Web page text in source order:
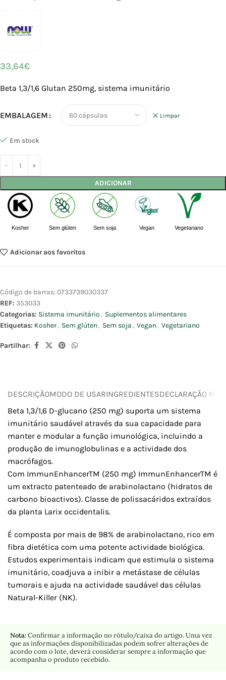
33,64€
Beta 1,3/1,6 Glutan 250mg, sistema imunitário
EMBALAGEM Limpar
Em stock
ADICIONAR
Kosher Sem glúten Sem soja Vegan Vegetariano
Adicionar aos favoritos
Código de barras:0733739030337
REF: 353033
Categorias: Sistema imunitário , Suplementos alimentares
Etiquetas: Kosher, Sem glúten, Sem soja , Vegan, Vegetariano
Partilhar:
DESCRIÇÃOMODO DE USARINGREDIENTESDECLARAÇÃO
Beta 1,3/1,6 D-glucano (250 mg) suporta um sistema
imunitário saudável através da sua capacidade para
manter e modular a função imunológica, incluindo a
produção de imunoglobulinas e a actividade dos
macrófagos.
Com ImmunEnhancerTM (250 mg) ImmunEnhancerTM é
um extracto patenteado de arabinolactano (hidratos de
carbono bioactivos). Classe de polissacáridos extraídos
da planta Larix occidentalis.
É composta por mais de 98% de arabinolactano, rico em
fibra dietética com uma potente actividade biológica.
Estudos experimentais indicam que estimula o sistema
imunitário, coadjuva a inibir a metástase de células
tumorais e ajuda na actividade saudável das células
Natural-Killer (NK).
Nota:Confirmar a informação no rótulo/caixa do artigo. Uma vez
que as informações disponibilizadas podem sofrer alterações de
acordo com o lote, deverá considerar sempre a informação que
acompanha o produto recebido.